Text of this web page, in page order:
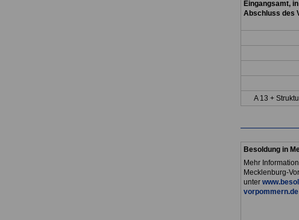
Eingangsamt,
Abschluss des
A 13 +
Besoldung in
Mehr
Mecklenburg-
unter
vorpommern.de